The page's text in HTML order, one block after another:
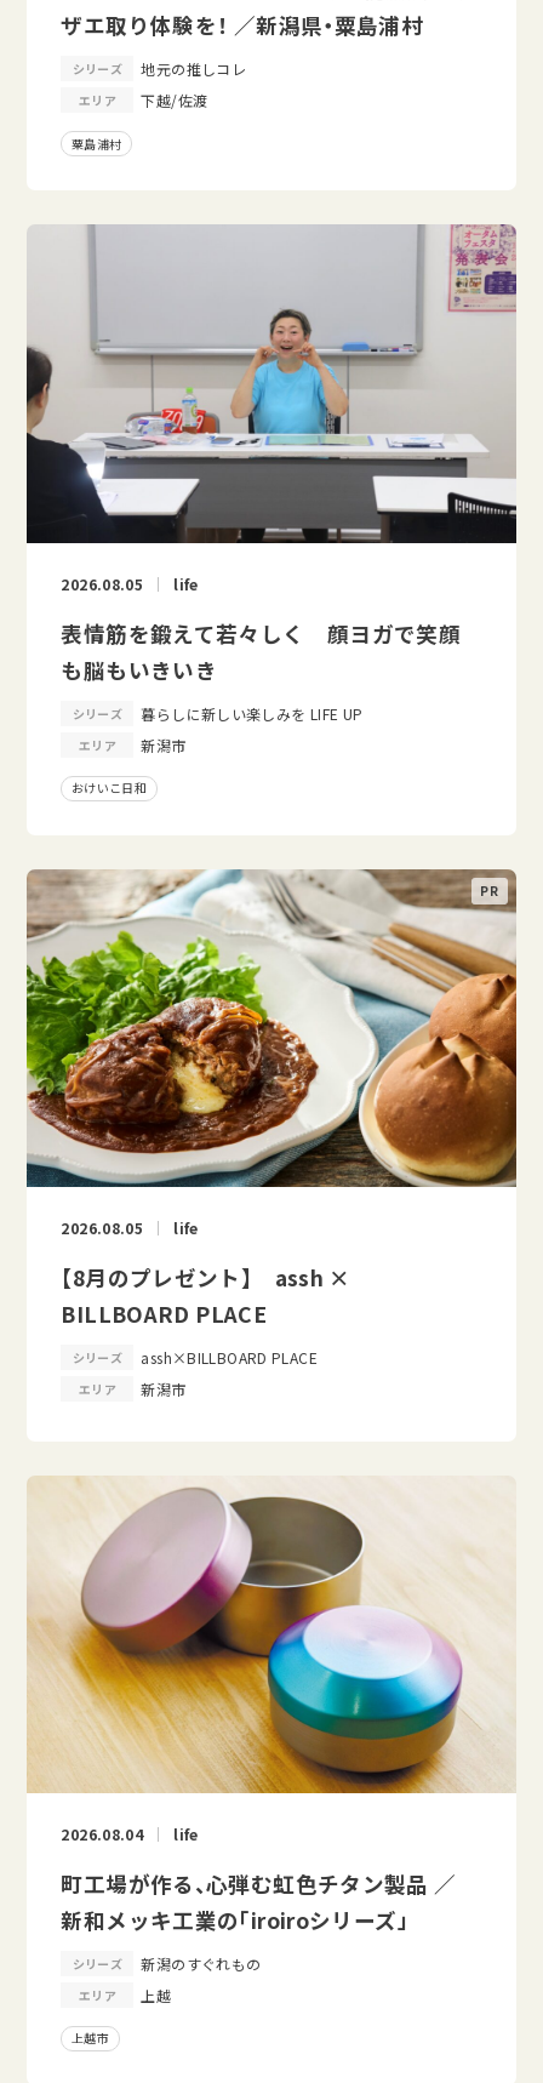
ザエ取り体験を！ ／新潟県・粟島浦村
シリーズ 地元の推しコレ
エリア 下越/佐渡
粟島浦村
2026.08.05 life
表情筋を鍛えて若々しく 顔ヨガで笑顔
も脳もいきいき
シリーズ 暮らしに新しい楽しみを LIFE UP
エリア 新潟市
おけいこ日和
2026.08.05 life
【8月のプレゼント】 assh ×
BILLBOARD PLACE
シリーズ assh×BILLBOARD PLACE
エリア 新潟市
2026.08.04 life
町工場が作る、心弾む虹色チタン製品 ／
新和メッキ工業の「iroiroシリーズ」
シリーズ 新潟のすぐれもの
エリア 上越
上越市